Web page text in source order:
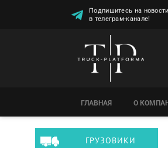
Подпишитесь на новости
в телеграм-канале!
ГЛАВНАЯ О
ГРУЗОВИКИ